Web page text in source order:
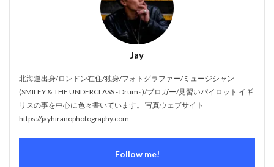
Jay
北海道出身/ロンドン在住/独身/フォトグラファー/ミュージシャン
(SMILEY & THE UNDERCLASS - Drums)/ブロガー/見習いパイロット イギ
リスの事を中心に色々書いています。 写真ウェブサイト
https://jayhiranophotography.com
Follow me!